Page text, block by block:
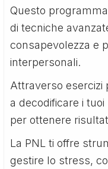
Questo
di tecniche
consapevolezza e
interpersonali.
Attraverso esercizi
a decodificare i
per ottenere
La PNL ti offre
gestire lo stress,